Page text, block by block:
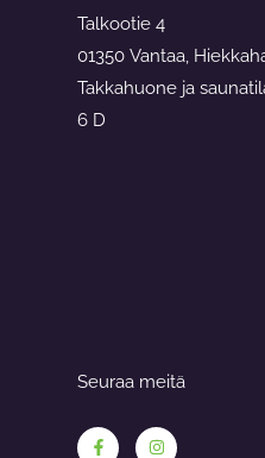
Talkootie 4
01350 Vantaa,
Takkahuone ja
6 D
Seuraa meitä
F
a
n